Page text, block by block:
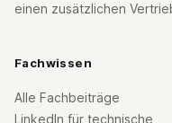
einen zusätzlichen
Fachwissen
Alle Fachbeiträge
LinkedIn für technische